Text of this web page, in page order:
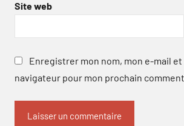
Site web
Enregistrer mon nom, mon e-mail
navigateur pour mon prochain